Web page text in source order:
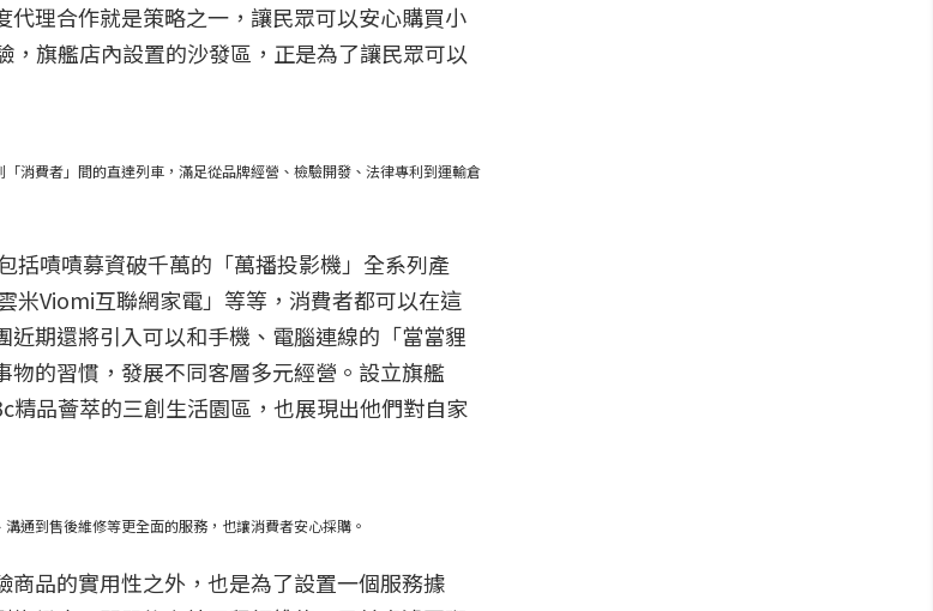
理合作就是策略之一，讓民眾可以安心購買小
旗艦店內設置的沙發區，正是為了讓民眾可以
消費者」間的直達列車，滿足從品牌經營、檢驗開發、法律專利到運輸倉
括嘖嘖募資破千萬的「萬播投影機」全系列產
Viomi互聯網家電」等等，消費者都可以在這
期還將引入可以和手機、電腦連線的「當當貍
的習慣，發展不同客層多元經營。設立旗艦
品薈萃的三創生活園區，也展現出他們對自家
通到售後維修等更全面的服務，也讓消費者安心採購。
品的實用性之外，也是為了設置一個服務據